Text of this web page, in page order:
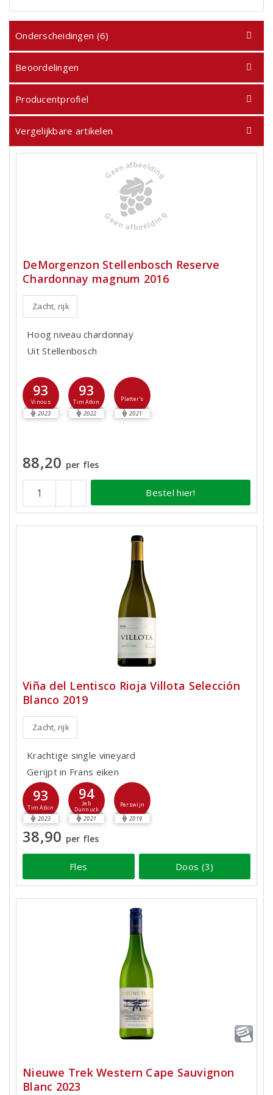
Onderscheidingen (6)
Beoordelingen
Producentprofiel
Vergelijkbare artikelen
DeMorgenzon Stellenbosch Reserve
Chardonnay magnum 2016
Zacht, rijk
Hoog niveau chardonnay
Uit Stellenbosch
93
Vinous
2023
93
Tim Atkin
2022
Platter's
2021
88,20 per fles
Bestel hier!
Viña del Lentisco Rioja Villota Selección
Blanco 2019
Zacht, rijk
Krachtige single vineyard
Gerijpt in Frans eiken
93
Tim Atkin
2023
94
Jeb
Dunnuck
2021
Perswijn
2019
38,90 per fles
Fles Doos (3)
Nieuwe Trek Western Cape Sauvignon
Blanc 2023